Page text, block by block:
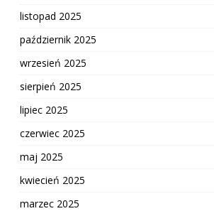
listopad 2025
październik 2025
wrzesień 2025
sierpień 2025
lipiec 2025
czerwiec 2025
maj 2025
kwiecień 2025
marzec 2025